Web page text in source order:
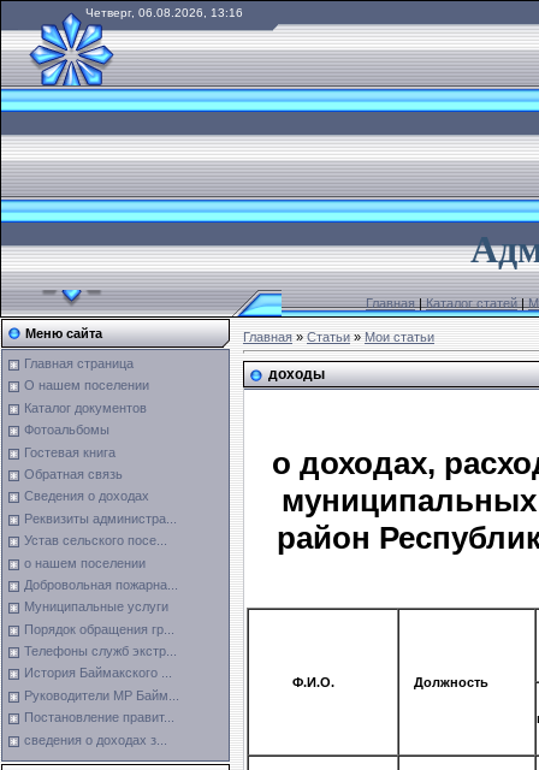
Четверг, 06.08.2026, 13:16
А
Главная|Каталог статей|
Меню сайта
Главная страница
О нашем поселении
Каталог документов
Фотоальбомы
Гостевая книга
Обратная связь
Сведения о доходах
Реквизиты администра...
Устав сельского посе...
о нашем поселении
Добровольная пожарна...
Муниципальные услуги
Порядок обращения гр...
Телефоны служб экстр...
История Баймакского ...
Руководители МР Байм...
Постановление правит...
сведения о доходах з...
Главная»Статьи»Мои статьи
доходы
о доходах,
район
Ф.И.О. Должность